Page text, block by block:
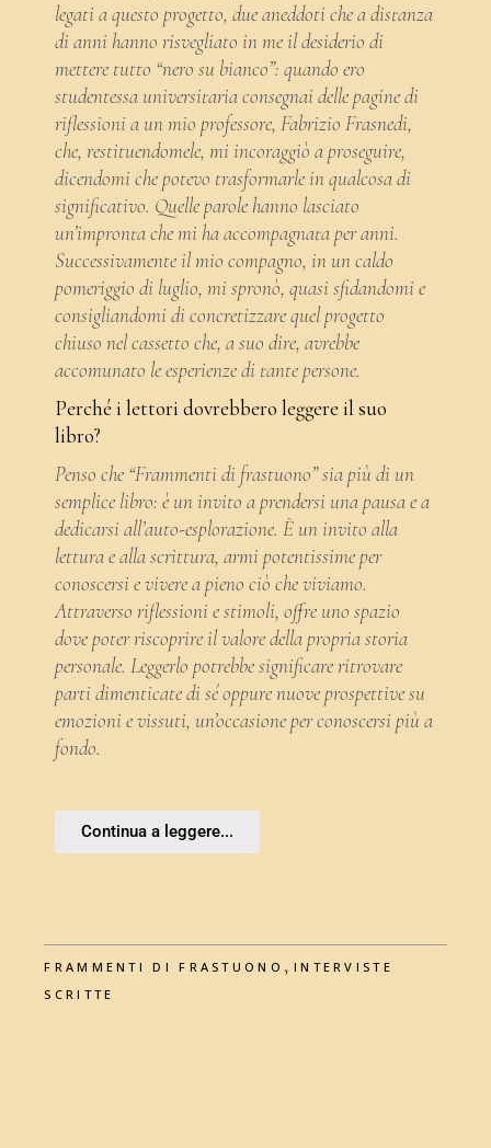
legati a questo progetto, due aneddoti che a distanza
di anni hanno risvegliato in me il desiderio di
mettere tutto “nero su bianco”: quando ero
studentessa universitaria consegnai delle pagine di
riflessioni a un mio professore, Fabrizio Frasnedi,
che, restituendomele, mi incoraggiò a proseguire,
dicendomi che potevo trasformarle in qualcosa di
significativo. Quelle parole hanno lasciato
un’impronta che mi ha accompagnata per anni.
Successivamente il mio compagno, in un caldo
pomeriggio di luglio, mi spronò, quasi sfidandomi e
consigliandomi di concretizzare quel progetto
chiuso nel cassetto che, a suo dire, avrebbe
accomunato le esperienze di tante persone.
Perché i lettori dovrebbero leggere il suo
libro?
Penso che “Frammenti di frastuono” sia più di un
semplice libro: è un invito a prendersi una pausa e a
dedicarsi all’auto-esplorazione. È un invito alla
lettura e alla scrittura, armi potentissime per
conoscersi e vivere a pieno ciò che viviamo.
Attraverso riflessioni e stimoli, offre uno spazio
dove poter riscoprire il valore della propria storia
personale. Leggerlo potrebbe significare ritrovare
parti dimenticate di sé oppure nuove prospettive su
emozioni e vissuti, un’occasione per conoscersi più a
fondo.
Continua a leggere...
FRAMMENTI DI FRASTUONO , INTERVISTE
SCRITTE